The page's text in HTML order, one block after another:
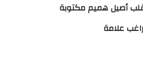
أصيل هميم مكتوبة
علامة